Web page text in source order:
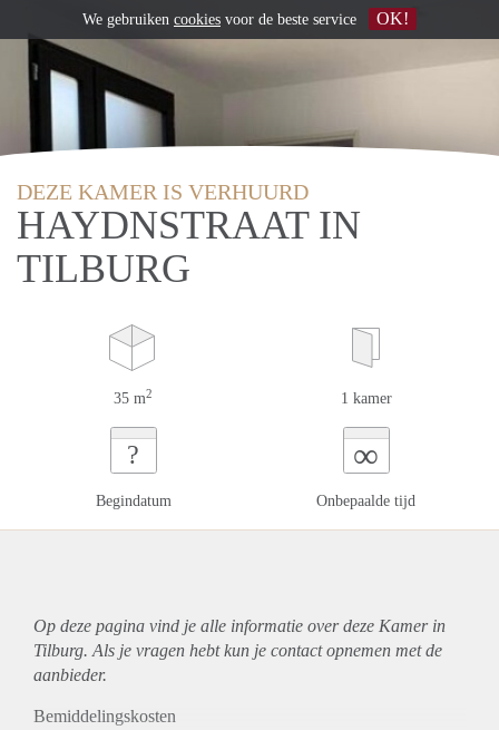
DEZE KAMER IS VERHUURD
HAYDNSTRAAT IN
TILBURG
35 m2 1 kamer
?
Begindatum
∞
Onbepaalde tijd
Op deze pagina vind je alle informatie over deze Kamer in
Tilburg. Als je vragen hebt kun je contact opnemen met de
aanbieder.
Bemiddelingskosten
We gebruiken cookies voor de beste service OK!